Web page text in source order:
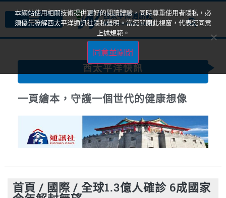
西太平洋快訊
一頁繪本，守護一個世代的健康想像
首頁 / 國際 / 全球1.3億人確診 6成國家
本網站使用相關技術提供更好的閱讀體驗，同時尊重使用者隱私，必
須優先瞭解西太平洋通訊社隱私聲明。當您關閉此視窗，代表您同意
上述規範。
同意並關閉